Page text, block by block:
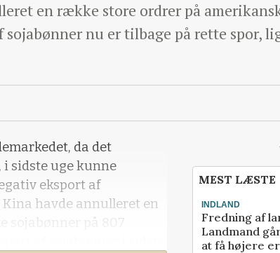
en række store ordrer på
nu er tilbage på rette spor,
da det
sidste uge kunne
eksport af
havde annulleret en
sojabønner på 807
MEST LÆSTE
INDLAND
Fredning af
Landmand
at få højere